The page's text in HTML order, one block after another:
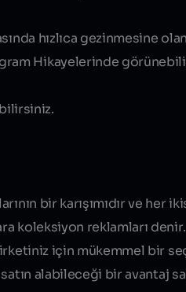
hızlıca gezinmesine
Hikayelerinde
bir karışımıdır ve her
koleksiyon reklamları denir.
için mükemmel bir
alabileceği bir avantaj